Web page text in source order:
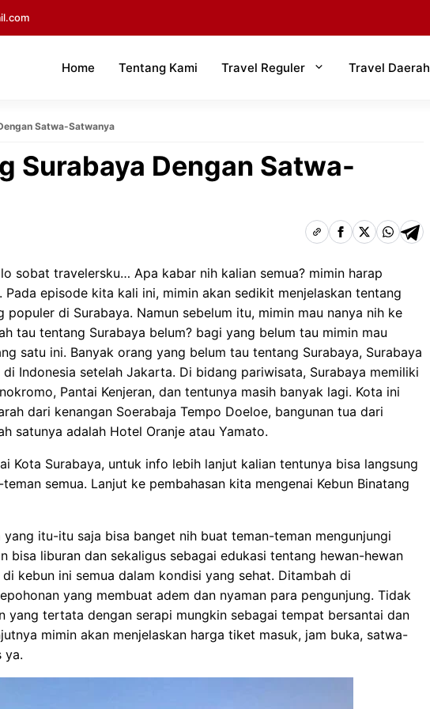
Home Tentang Kami Travel Reguler Travel Daerah
Satwa-Satwanya
Surabaya Dengan Satwa-
sobat travelersku… Apa kabar nih kalian semua? mimin harap
Pada episode kita kali ini, mimin akan sedikit menjelaskan tentang
populer di Surabaya. Namun sebelum itu, mimin mau nanya nih ke
tau tentang Surabaya belum? bagi yang belum tau mimin mau
satu ini. Banyak orang yang belum tau tentang Surabaya, Surabaya
Indonesia setelah Jakarta. Di bidang pariwisata, Surabaya memiliki
Pantai Kenjeran, dan tentunya masih banyak lagi. Kota ini
dari kenangan Soerabaja Tempo Doeloe, bangunan tua dari
satunya adalah Hotel Oranje atau Yamato.
Kota Surabaya, untuk info lebih lanjut kalian tentunya bisa langsung
semua. Lanjut ke pembahasan kita mengenai Kebun Binatang
itu-itu saja bisa banget nih buat teman-teman mengunjungi
bisa liburan dan sekaligus sebagai edukasi tentang hewan-hewan
kebun ini semua dalam kondisi yang sehat. Ditambah di
yang membuat adem dan nyaman para pengunjung. Tidak
yang tertata dengan serapi mungkin sebagai tempat bersantai dan
mimin akan menjelaskan harga tiket masuk, jam buka, satwa-
ya.